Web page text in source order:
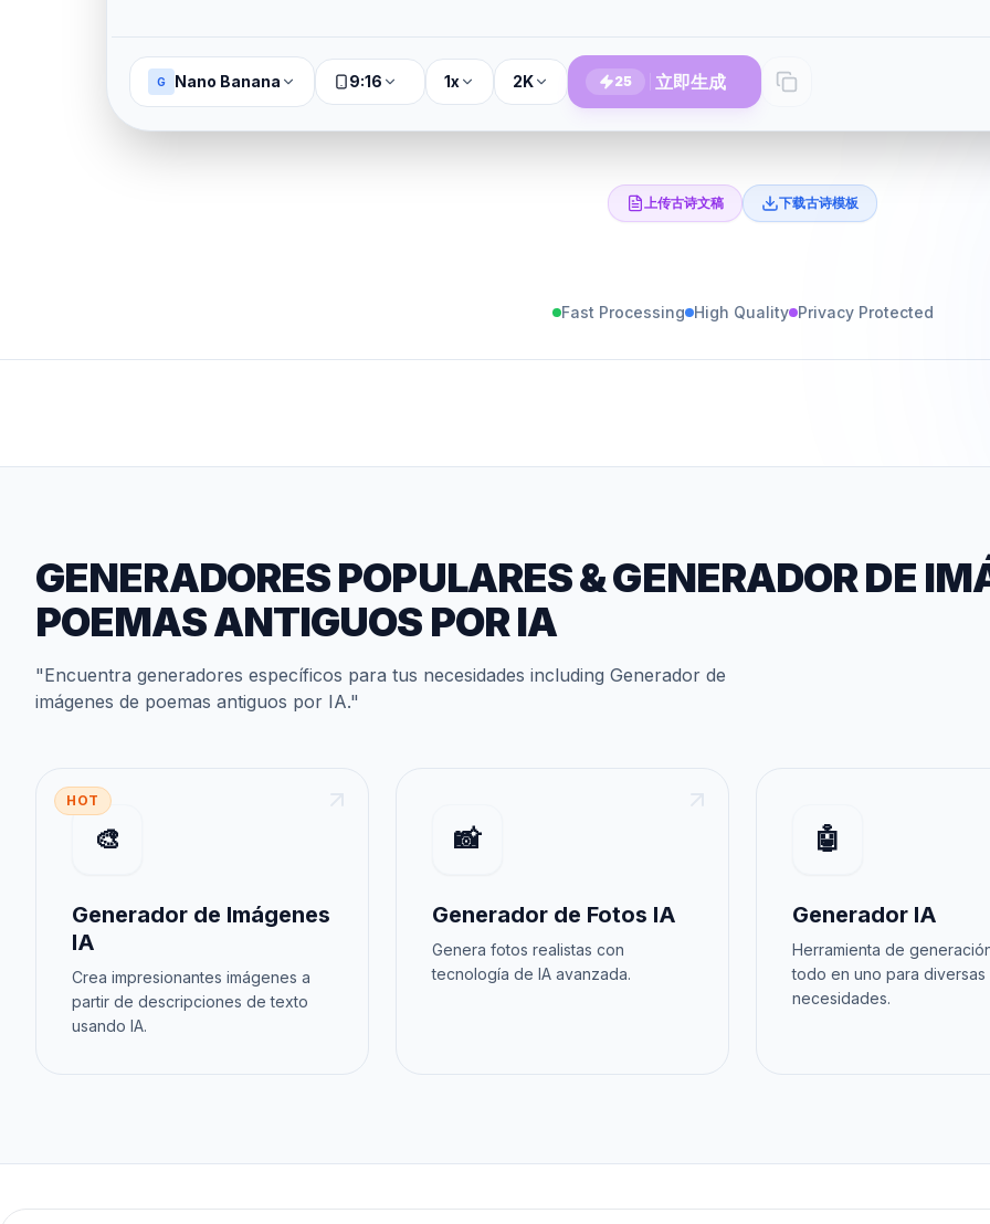
G Nano Banana 9:16 1x 2K 25 立即生成
上传古诗文稿 下载古诗模板
Fast Processing High Quality Privacy Protected
GENERADORES POPULARES&GENERADOR DE
POEMAS ANTIGUOS POR IA
"Encuentra generadores específicos para tus necesidades including Generador de
imágenes de poemas antiguos por IA."
HOT
🎨
Generador de Imágenes
IA
Crea impresionantes imágenes a
partir de descripciones de texto
usando IA.
📸
Generador de Fotos IA
Genera fotos realistas con
tecnología de IA avanzada.
🤖
Generador IA
Herramienta de
todo en uno para diversas
necesidades.